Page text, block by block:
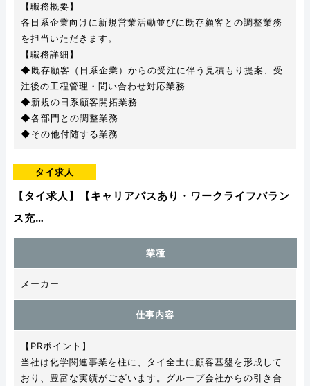
【職務概要】
各日系企業向けに新規営業活動並びに既存顧客との調整業務
を担当いただきます。
【職務詳細】
◆既存顧客（日系企業）からの受注に伴う見積もり提案、受
注後の工程管理・問い合わせ対応業務
◆新規の日系顧客開拓業務
◆各部門との調整業務
◆その他付随する業務
タイ求人
【タイ求人】【キャリアパスあり・ワークライフバラン
ス充…
業種
メーカー
仕事内容
【PRポイント】
当社は化学関連事業を柱に、タイ全土に顧客基盤を形成して
おり、豊富な実績がございます。グループ会社からの引き合